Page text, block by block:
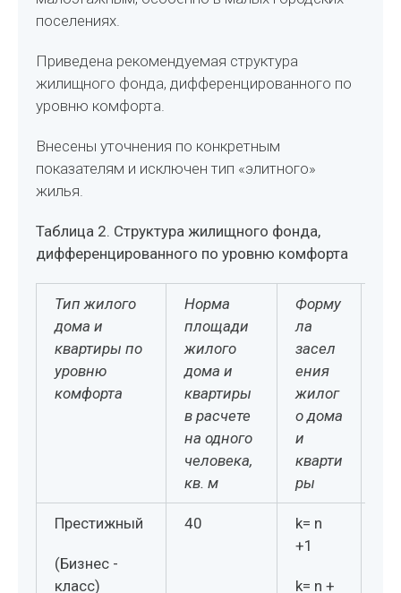
поселениях.
Приведена рекомендуемая структура
жилищного фонда, дифференцированного по
уровню комфорта.
Внесены уточнения по конкретным
показателям и исключен тип «элитного»
жилья.
Таблица 2. Структура жилищного фонда,
дифференцированного по уровню комфорта
Тип жилого
дома и
квартиры по
уровню
комфорта
Норма
площади
жилого
дома и
квартиры
в расчете
на одного
человека,
кв. м
Форму
ла
засел
ения
жилог
о дома
и
кварти
ры
Престижный
(Бизнес -
класс)
40
k= n
+1
k= n +